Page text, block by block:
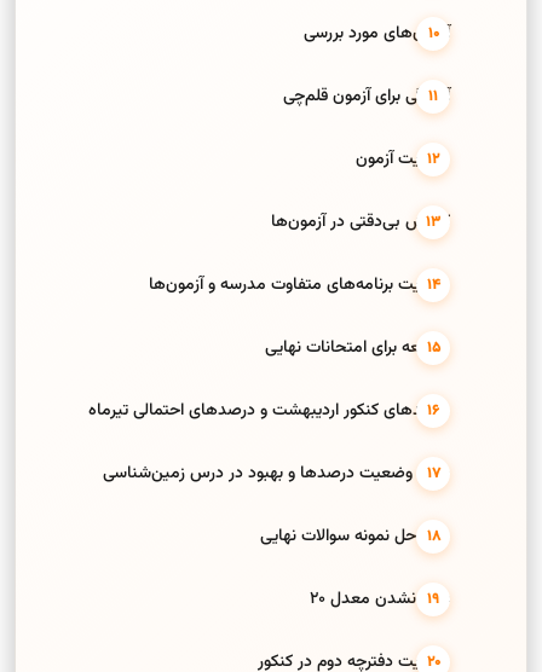
آزمون‌های مورد بررسی
آمادگی برای آزمون قلم‌چی
مدیریت آزمون
کاهش بی‌دقتی در آزمون‌ها
مدیریت برنامه‌های متفاوت مدرسه و آزمون‌ها
مطالعه برای امتحانات نهایی
درصدهای کنکور اردیبهشت و درصدهای احتمالی تیرماه
حفظ وضعیت درصدها و بهبود در درس زمین‌شناسی
تاثیر حل نمونه سوالات نهایی
علت نشدن معدل 20
مدیریت دفترچه دوم در کنکور